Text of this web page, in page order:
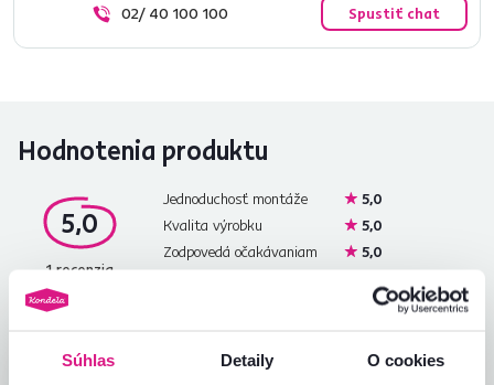
Súhlas Detaily O cookies
02/ 40 100 100 Spustiť chat
Hodnotenia produktu
5,0
1recenzia
Jednoduchosť montáže
5,0
Kvalita výrobku
5,0
Zodpovedá očakávaniam
5,0
5,0